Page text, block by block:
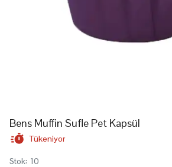
Bens Muffin Sufle Pet Kapsül
Tükeniyor
Stok: 10